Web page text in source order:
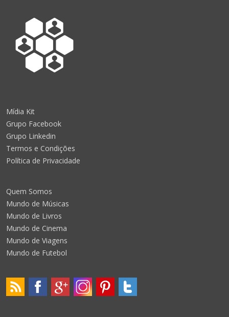
Mídia Kit
Grupo Facebook
Grupo Linkedin
Termos e Condições
Política de Privacidade
Quem Somos
Mundo de Músicas
Mundo de Livros
Mundo de Cinema
Mundo de Viagens
Mundo de Futebol